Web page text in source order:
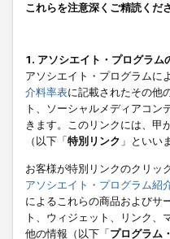
これらを注意深くご精読くださ
1. アソシエイト・プログラム
アソシエイト・プログラムに
介料率表に記載されたその他
ト、ソーシャルメディアコ
きます。このリンクには、甲
（以下「特別リンク 」といい
お客様が特別リンクのクリッ
アソシエイト・プログラム紹
によるこれらの商品およびサ
ト、ウィジェット、リンク
他の情報（以下「プログラム